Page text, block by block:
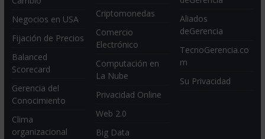
Negocios en USA
Fijación de Precios
Balanced
Scorecard
Gerencia del
Conocimiento
Clima
organizacional
Criptomonedas
Comercio
Electrónico
Computación en
La Nube
Privacidad Online
Web 2.0
Big Data
Aliados
deGerencia
TecnoGerencia.co
m
Su Privacidad